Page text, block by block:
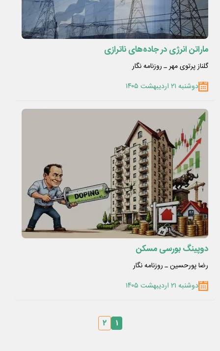
ماراتن انرژی در جاده‌های ناترازی
گلناز پرتوی مهر ـ روزنامه نگار
دوشنبه ۲۱ اردیبهشت ۱۴۰۵
دوپینگ بورسی مسکن
رضا پورحسین ـ روزنامه نگار
دوشنبه ۲۱ اردیبهشت ۱۴۰۵
۱ ۲